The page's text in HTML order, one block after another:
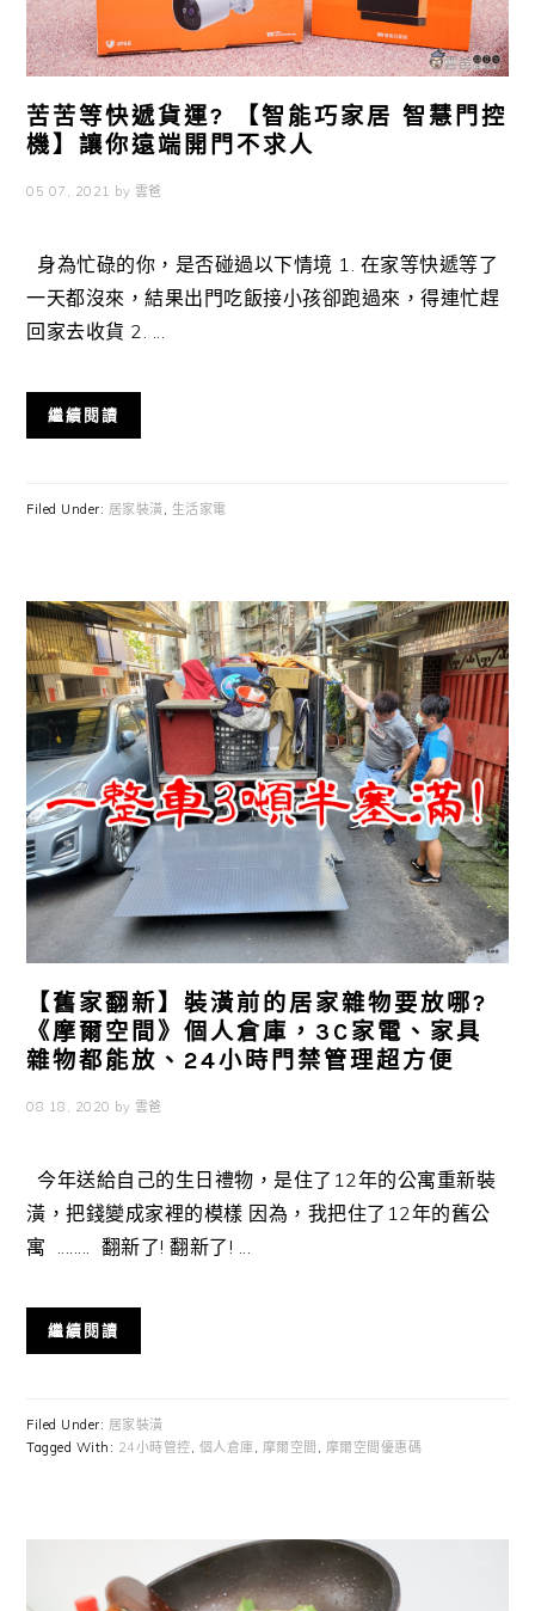
苦苦等快遞貨運? 【智能巧家居 智慧門控
機】讓你遠端開門不求人
05 07, 2021 by 雲爸
身為忙碌的你，是否碰過以下情境 1. 在家等快遞等了
一天都沒來，結果出門吃飯接小孩卻跑過來，得連忙趕
回家去收貨 2. ...
繼續閱讀
Filed Under: 居家裝潢, 生活家電
【舊家翻新】裝潢前的居家雜物要放哪?
《摩爾空間》個人倉庫，3C家電、家具
雜物都能放、24小時門禁管理超方便
08 18, 2020 by 雲爸
今年送給自己的生日禮物，是住了12年的公寓重新裝
潢，把錢變成家裡的模樣 因為，我把住了12年的舊公
寓 ........ 翻新了! 翻新了! ...
繼續閱讀
Filed Under: 居家裝潢
Tagged With: 24小時管控 個人倉庫 摩爾空間 摩爾空間優惠碼